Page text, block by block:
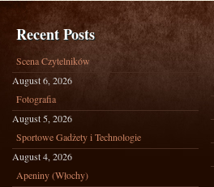
Recent Posts
Scena Czytelników
August 6, 2026
Fotografia
August 5, 2026
Sportowe Gadżety i Technologie
August 4, 2026
Apeniny (Włochy)